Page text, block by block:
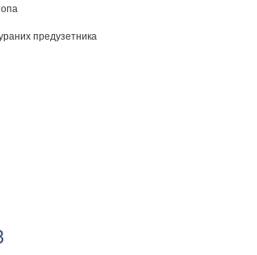
предузетника